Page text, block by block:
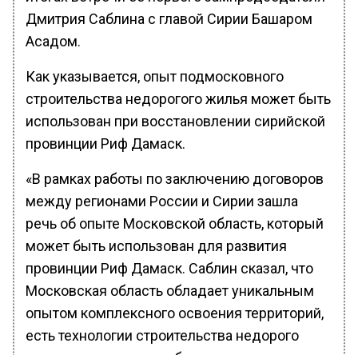
Дмитрия Саблина с главой Сирии Башаром
Асадом.
Как указывается, опыт подмосковного
строительства недорогого жилья может быть
использован при восстановлении сирийской
провинции Риф Дамаск.
«В рамках работы по заключению договоров
между регионами России и Сирии зашла
речь об опыте Московской область, который
может быть использован для развития
провинции Риф Дамаск. Саблин сказал, что
Московская область обладает уникальным
опытом комплексного освоения территорий,
есть технологии строительства недорого